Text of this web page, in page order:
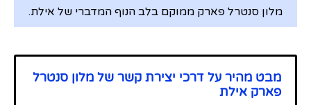
מלון סנטרל פארק ממוקם בלב הנוף המדברי של אילת.
מבט מהיר על דרכי יצירת קשר של מלון סנטרל
פארק אילת